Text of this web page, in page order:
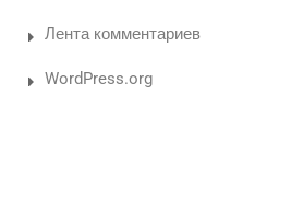
Лента комментариев
WordPress.org